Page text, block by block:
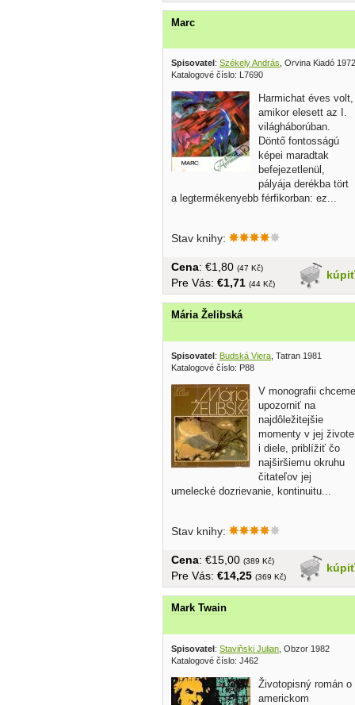
Marc
Spisovatel : Székely András , Orvina Kiadó 1972
Katalogové číslo: L7690
Harmichat éves volt,
amikor elesett az I.
világháborúban.
Döntő fontosságú
képei maradtak
befejezetlenül,
pályája derékba tört
a legtermékenyebb férfikorban: ez...
Stav knihy:
kúpiť
Cena: €1,80 (47 Kč)
Pre Vás: €1,71 (44 Kč)
Mária Želibská
Spisovatel: Budská Viera , Tatran 1981
Katalogové číslo: P88
V monografii chceme
upozorniť na
najdôležitejšie
momenty v jej živote
i diele, priblížiť čo
najširšiemu okruhu
čitateľov jej
umelecké dozrievanie, kontinuitu...
Stav knihy:
kúpiť
Cena: €15,00 (389 Kč)
Pre Vás: €14,25 (369 Kč)
Mark Twain
Spisovatel: Staviňski Julian , Obzor 1982
Katalogové číslo: J462
Životopisný román o
americkom